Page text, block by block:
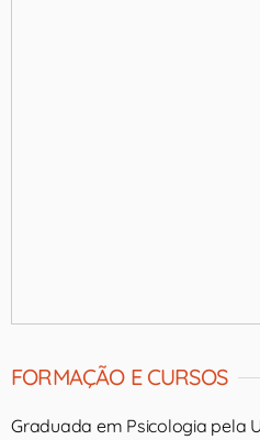
FORMAÇÃO E CURSOS
Graduada em Psicologia pela